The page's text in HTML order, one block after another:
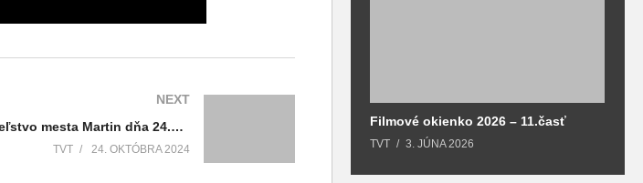
NEXT
Mestské zastupiteľstvo mesta Martin dňa 24.10.2024 – pokračovanie z 26.9.2024
TVT 24. OKTÓBRA 2024
Filmové okienko 2026 – 11.časť
TVT 3. JÚNA 2026